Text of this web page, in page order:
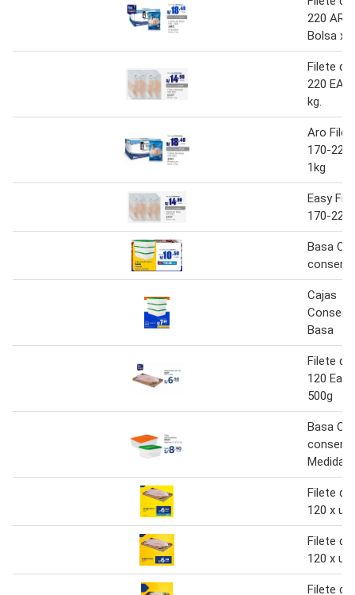
220
Bolsa x
Filete
220
kg.
Aro
170-220
1kg
Easy
170-220
Basa
Cajas
Basa
Filete
120
500g
Basa
Filete
120 x
Filete
120 x
Filete de